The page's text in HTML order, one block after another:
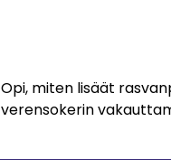
Opi, miten lisäät
verensokerin